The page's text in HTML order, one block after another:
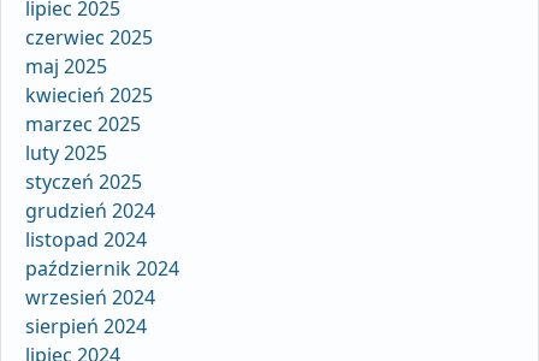
lipiec 2025
czerwiec 2025
maj 2025
kwiecień 2025
marzec 2025
luty 2025
styczeń 2025
grudzień 2024
listopad 2024
październik 2024
wrzesień 2024
sierpień 2024
lipiec 2024